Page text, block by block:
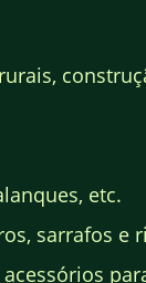
etc.
sarrafos e